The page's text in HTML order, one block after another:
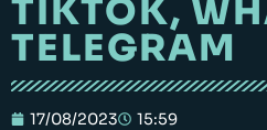
TIKTOK,
TELEGRAM
17/08/2023 15:59